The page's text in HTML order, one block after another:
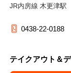
JR内房線 木更津駅
0438-22-0188
テイクアウト＆